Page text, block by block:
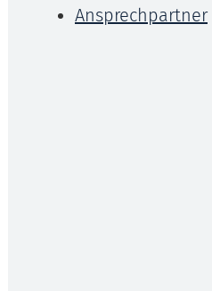
Ansprechpartner